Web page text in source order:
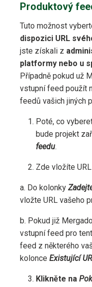
Produktový
Tuto možnost
dispozici URL
jste získali z
platformy nebo u
Případně pokud už
vstupní feed použít
feedů vašich jiných
Poté, co
bude projekt
feedu.
Zde vložíte
a. Do kolonky
vložte URL vašeho
b. Pokud již
vstupní feed pro
feed z některého
kolonce Existující
Klikněte na